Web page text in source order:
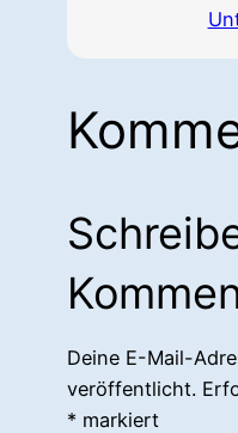
Deine E-Mail-
veröffentlicht.
* markiert